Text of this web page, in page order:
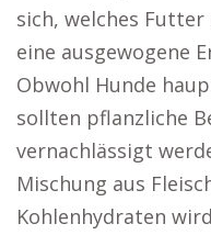
sich, welches
eine ausgewogene
Obwohl Hunde
sollten pflanzliche
vernachlässigt
Mischung aus
Kohlenhydraten